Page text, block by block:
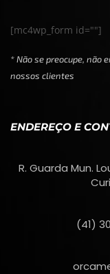
[mc4wp_form id=""]
* Não se preocupe, não
nossos clientes
ENDEREÇO E
R. Guarda Mun.
(41)